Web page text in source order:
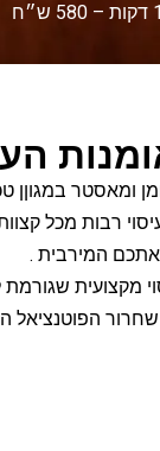
ומאסטר במגוןן
רבות מכל
המירבית .
מקצועית
הפוטנציאל